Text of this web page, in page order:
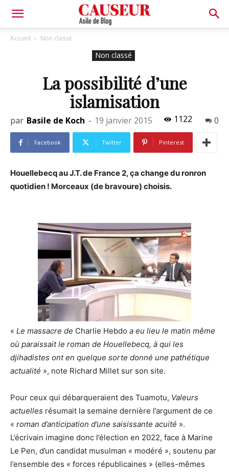
Asile
Accueil Non classé
Non classé
La possibilité d’une
islamisation
par Basile de Koch - 19 janvier 2015 1122 0
Facebook Twitter Pinterest
Houellebecq au J.T. de France 2, ça change du ronron
quotidien ! Morceaux (de bravoure) choisis.
« Le massacre de Charlie Hebdo a eu lieu le matin même
où paraissait le roman de Houellebecq, à qui les
djihadistes ont en quelque sorte donné une pathétique
actualité », note Richard Millet sur son site.
Pour ceux qui débarqueraient des Tuamotu, Valeurs
actuelles résumait la semaine dernière l’argument de ce
« roman d’anticipation d’une saisissante acuité ».
L’écrivain imagine donc l’élection en 2022, face à Marine
Le Pen, d’un candidat musulman « modéré », soutenu par
l’ensemble des « forces républicaines » (elles-mêmes